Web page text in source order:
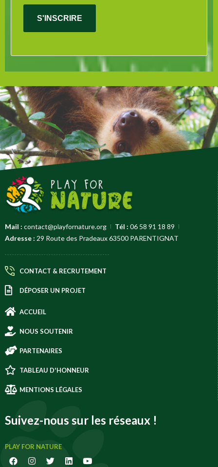
S'INSCRIRE
Mail : contact@playfornature.org Tél : 06 58 91 18 89
Adresse : 29 Route des Pradeaux 63500 PARENTIGNAT
CONTACT & RECRUTEMENT
DÉPOSER UN PROJET
ACCUEIL
NOUS SOUTENIR
PARTENAIRES
TABLEAU D'HONNEUR
MENTIONS LÉGALES
Suivez-nous sur les réseaux !
PLAY FOR NATURE